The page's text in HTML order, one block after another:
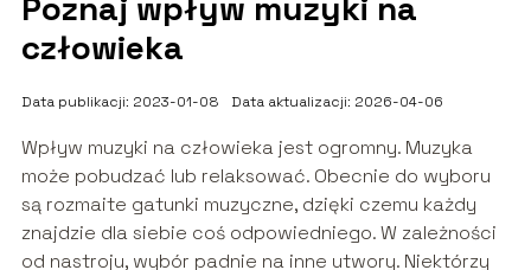
człowieka
Data publikacji: 2023-01-08 Data aktualizacji: 2026-04-06
Wpływ muzyki na człowieka jest ogromny. Muzyka
może pobudzać lub relaksować. Obecnie do wyboru
są rozmaite gatunki muzyczne, dzięki czemu każdy
znajdzie dla siebie coś odpowiedniego. W zależności
od nastroju, wybór padnie na inne utwory. Niektórzy